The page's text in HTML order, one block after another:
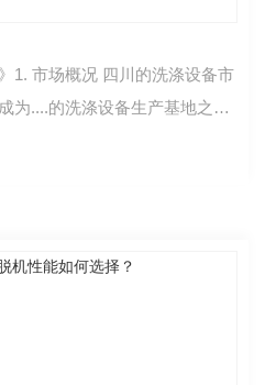
1. 市场概况 四川的洗涤设备市
为....的洗涤设备生产基地之